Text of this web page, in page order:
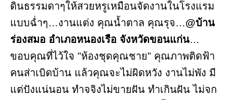
ดินธรรมดาๆให้สวยหรูเหมือนจัดงานในโรงแรม
แบบฉ่ำๆ…งานแต่ง คุณน้ำตาล คุณรุจ…@บ้าน
ร่องสมอ อำเภอหนองเรือ จังหวัดขอนแก่น…
ขอบคุณที่ไว้ใจ "ห้องชุดคุณชาย" คุณภาพติดฟ้า
คนส่าเบิดบ้าน แล้วคุณจะไม่ผิดหวัง งานไม่พัง มี
แต่ปังแน่นอน ทำจจิงไม่ขายฝัน ทำเกินฝัน ไม่จก